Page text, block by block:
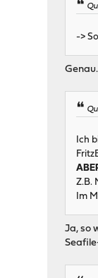
->
Genau.
Ich
Z.B.
Im
Ja, so